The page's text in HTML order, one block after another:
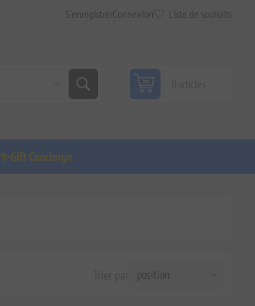
S'enregistrerConnexion Liste de souhaits
✨Gift Concierge